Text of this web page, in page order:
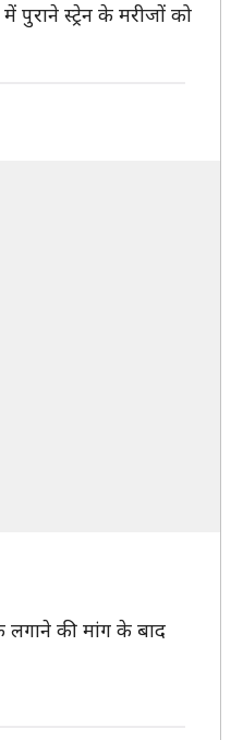
स्ट्रेन के मरीजों को
लगाने की मांग के बाद